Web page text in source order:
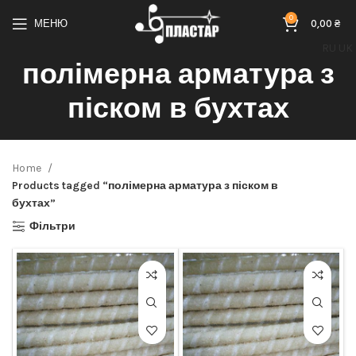
МЕНЮ 0 0,00₴
полімерна арматура з
піском в бухтах
Home
Products tagged “полімерна арматура з піском в
бухтах”
Фільтри